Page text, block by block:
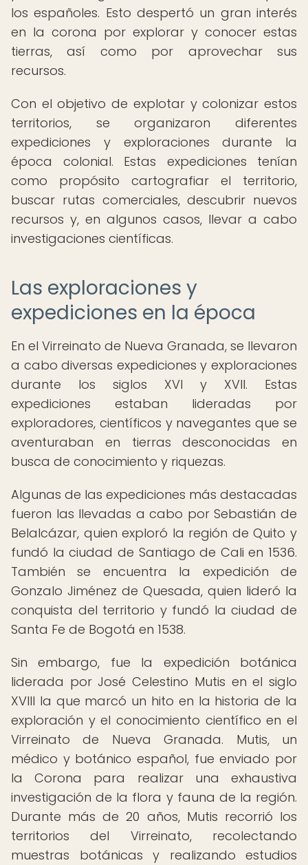
los españoles. Esto despertó un gran interés
en la corona por explorar y conocer estas
tierras, así como por aprovechar sus
recursos.
Con el objetivo de explotar y colonizar estos
territorios, se organizaron diferentes
expediciones y exploraciones durante la
época colonial. Estas expediciones tenían
como propósito cartografiar el territorio,
buscar rutas comerciales, descubrir nuevos
recursos y, en algunos casos, llevar a cabo
investigaciones científicas.
Las exploraciones y
expediciones en la época
En el Virreinato de Nueva Granada, se llevaron
a cabo diversas expediciones y exploraciones
durante los siglos XVI y XVII. Estas
expediciones estaban lideradas por
exploradores, científicos y navegantes que se
aventuraban en tierras desconocidas en
busca de conocimiento y riquezas.
Algunas de las expediciones más destacadas
fueron las llevadas a cabo por Sebastián de
Belalcázar, quien exploró la región de Quito y
fundó la ciudad de Santiago de Cali en 1536.
También se encuentra la expedición de
Gonzalo Jiménez de Quesada, quien lideró la
conquista del territorio y fundó la ciudad de
Santa Fe de Bogotá en 1538.
Sin embargo, fue la expedición botánica
liderada por José Celestino Mutis en el siglo
XVIII la que marcó un hito en la historia de la
exploración y el conocimiento científico en el
Virreinato de Nueva Granada. Mutis, un
médico y botánico español, fue enviado por
la Corona para realizar una exhaustiva
investigación de la flora y fauna de la región.
Durante más de 20 años, Mutis recorrió los
territorios del Virreinato, recolectando
muestras botánicas y realizando estudios